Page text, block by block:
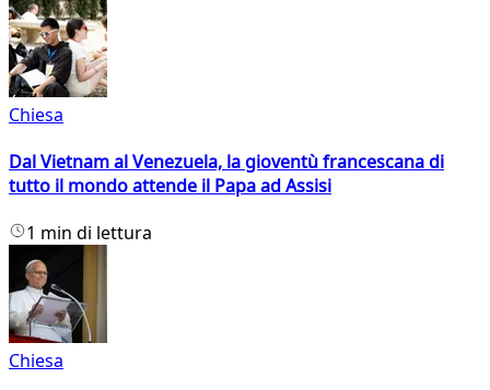
Chiesa
Dal Vietnam al Venezuela, la gioventù francescana di
tutto il mondo attende il Papa ad Assisi
1 min di lettura
Chiesa